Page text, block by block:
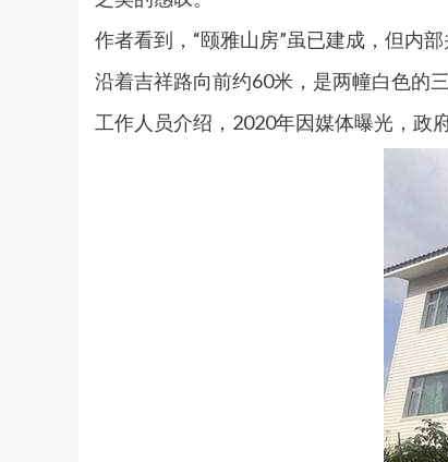
作者看到，“颐雅山房”虽已建成，但内
沿着吉祥路向前约60米，是两幢白色的三
工作人员介绍，2020年因媒体曝光，政